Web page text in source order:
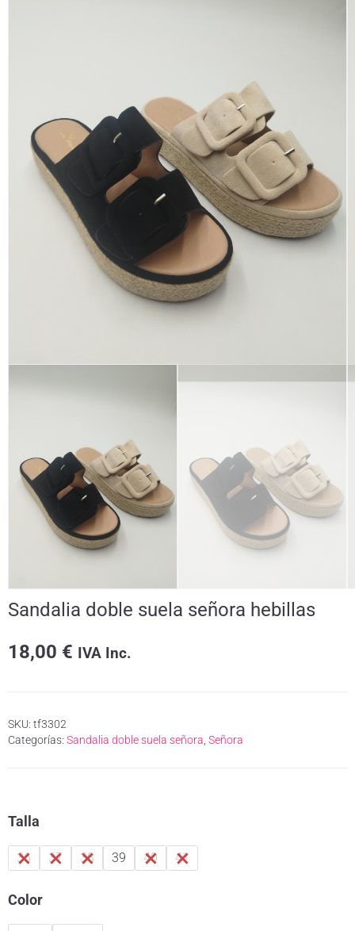
Sandalia doble suela señora hebillas
18,00 € IVA Inc.
SKU: tf3302
Categorías: Sandalia doble suela señora, Señora
Talla
36 37 38 39 40 41
Color